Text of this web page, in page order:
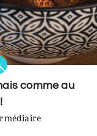
comme au